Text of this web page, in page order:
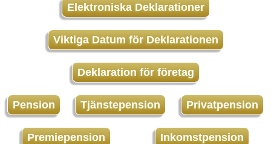
Elektroniska Deklarationer
Viktiga Datum för Deklarationen
Deklaration för företag
Pension Tjänstepension Privatpension
Premiepension Inkomstpension